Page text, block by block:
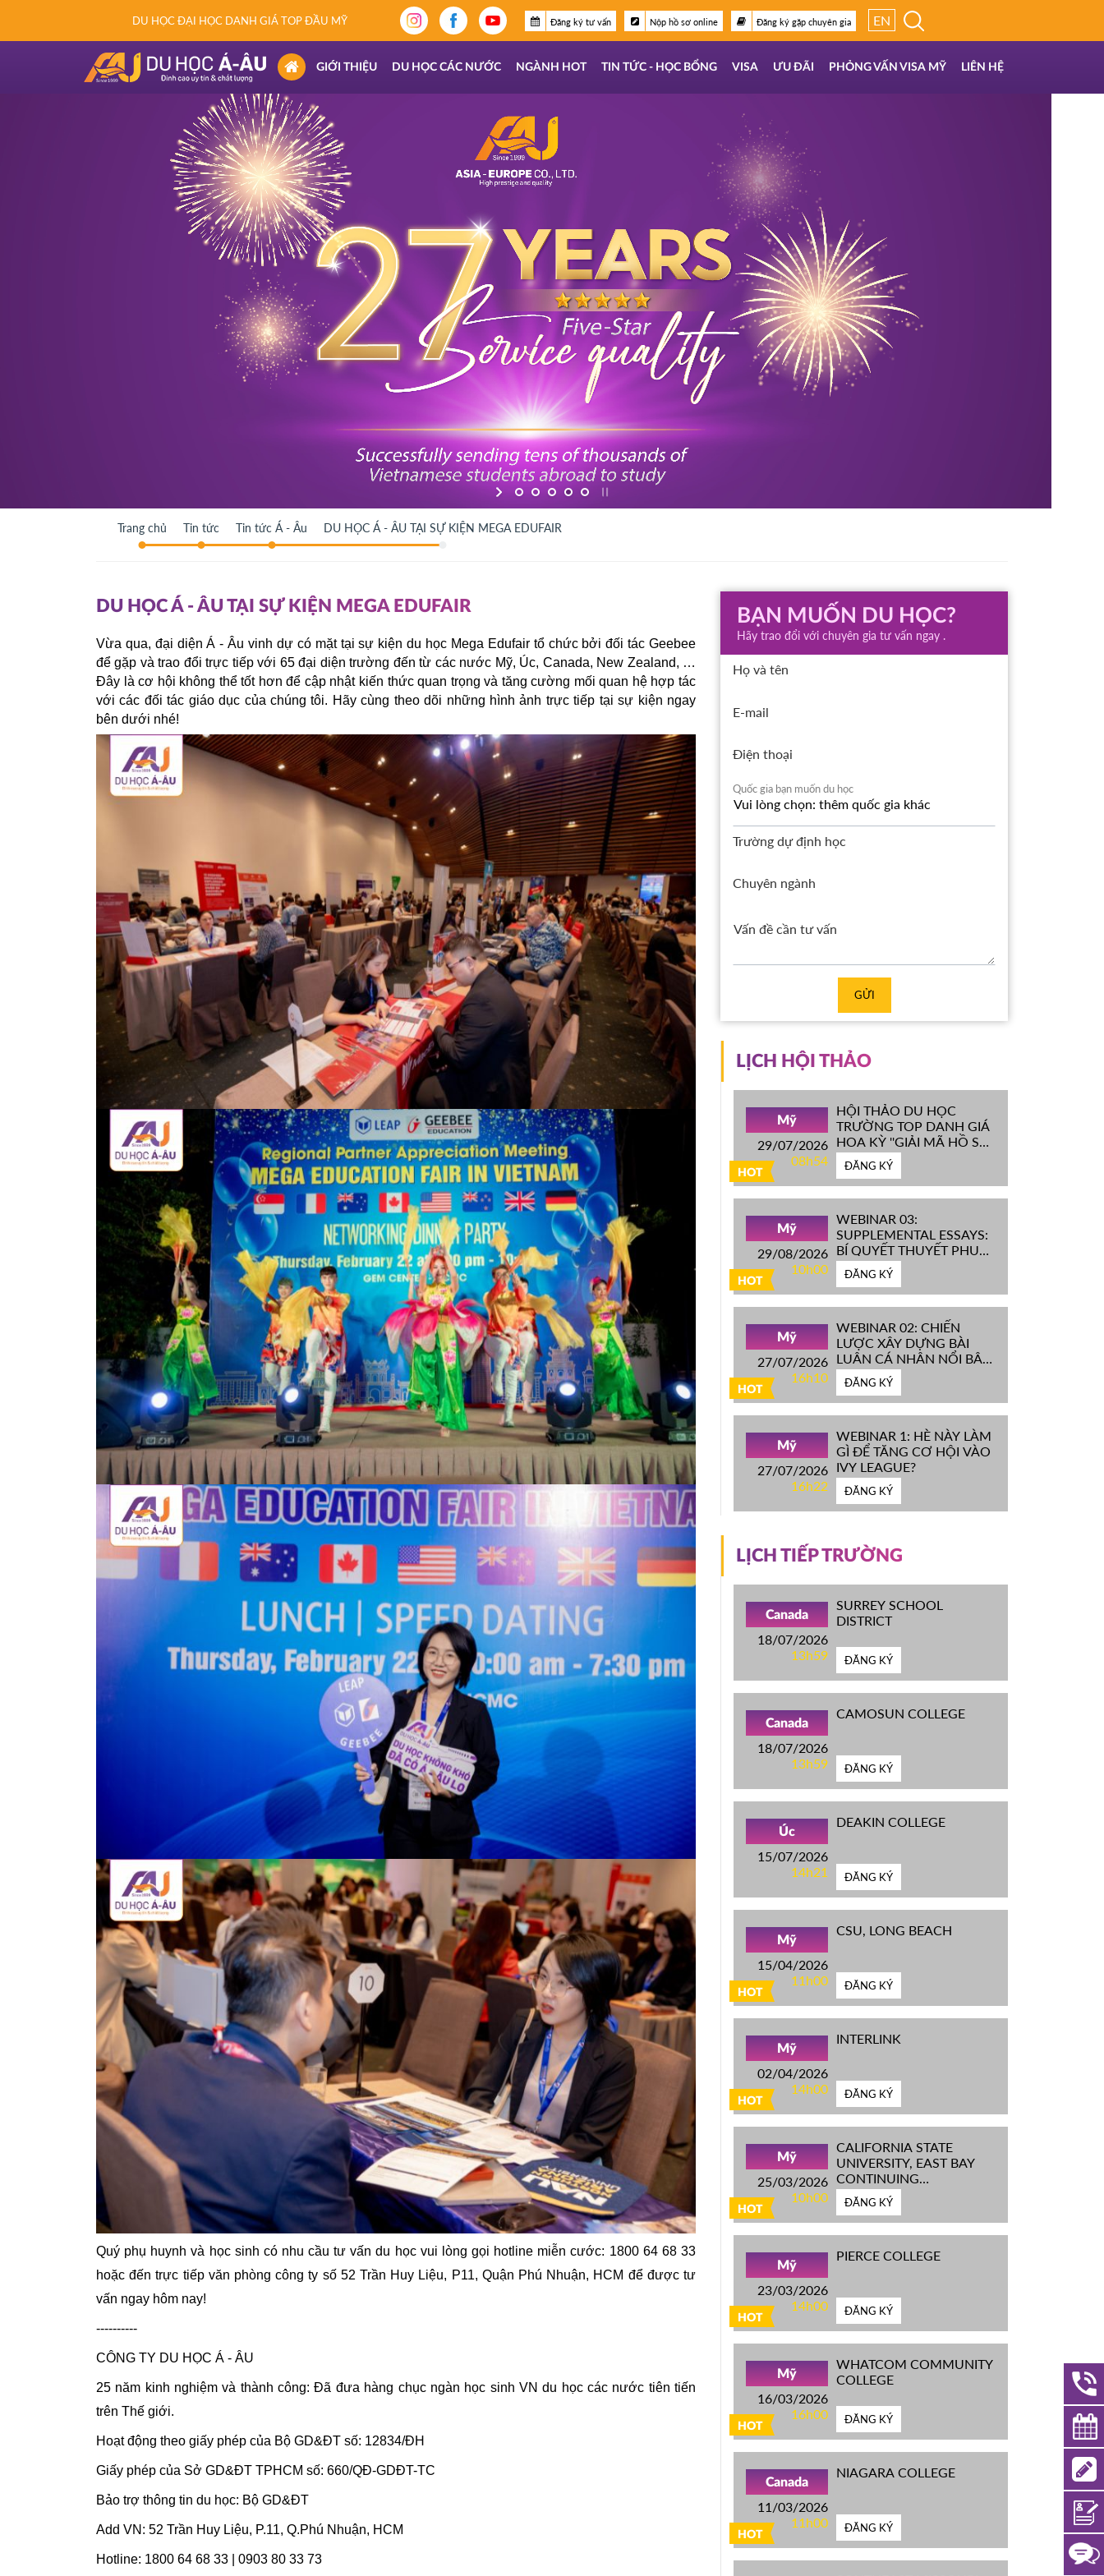
DU HỌC ĐẠI HỌC DANH GIÁ TOP ĐẦU MỸ Đăng ký tư vấn Nộp hồ sơ online Đăng ký gặp chuyên gia EN
(CURRENT)
GIỚI THIỆU DU HỌC CÁC NƯỚC NGÀNH HOT TIN TỨC - HỌC BỔNG VISA ƯU ĐÃI PHỎNG VẤN VISA MỸ LIÊN HỆ
Trang chủ Tin tức Tin tức Á - Âu DU HỌC Á - ÂU TẠI SỰ KIỆN MEGA EDUFAIR
DU HỌC Á - ÂU TẠI SỰ KIỆN MEGA EDUFAIR
Vừa qua, đại diện Á - Âu vinh dự có mặt tại sự kiện du học Mega Edufair tổ chức bởi đối tác Geebee
Đây là cơ hội không thể tốt hơn để cập nhật kiến thức quan trọng và tăng cường mối quan hệ hợp tác
với các đối tác giáo dục của chúng tôi. Hãy cùng theo dõi những hình ảnh trực tiếp tại sự kiện ngay
bên dưới nhé!
Quý phụ huynh và học sinh có nhu cầu tư vấn du học vui lòng gọi hotline miễn cước: 1800 64 68 33
hoặc đến trực tiếp văn phòng công ty số 52 Trần Huy Liệu, P11, Quận Phú Nhuận, HCM để được tư
vấn ngay hôm nay!
----------
CÔNG TY DU HỌC Á - ÂU
25 năm kinh nghiệm và thành công: Đã đưa hàng chục ngàn học sinh VN du học các nước tiên tiến
trên Thế giới.
Hoạt động theo giấy phép của Bộ GD&ĐT số: 12834/ĐH
Giấy phép của Sở GD&ĐT TPHCM số: 660/QĐ-GDĐT-TC
Bảo trợ thông tin du học: Bộ GD&ĐT
Add VN: 52 Trần Huy Liệu, P.11, Q.Phú Nhuận, HCM
Hotline: 1800 64 68 33 | 0903 80 33 73
BẠN MUỐN DU HỌC?
Hãy trao đổi với chuyên gia tư vấn ngay .
Họ và tên
E-mail
Điện thoại
Quốc gia bạn muốn du học
Trường dự định học
Chuyên ngành
GỬI
LỊCH HỘI THẢO
HOT
Mỹ
29/07/2026
08h54
HỘI THẢO DU HỌC
TRƯỜNG TOP DANH GIÁ
HOA KỲ ''GIẢI MÃ HỒ SƠ
IVY LEAGUE''
ĐĂNG KÝ
HOT
Mỹ
29/08/2026
10h00
WEBINAR 03:
SUPPLEMENTAL ESSAYS:
BÍ QUYẾT THUYẾT PHỤC
HỘI ĐỒNG TUYỂN SINH
ĐH TOP ĐẦU MỸ
ĐĂNG KÝ
HOT
Mỹ
27/07/2026
16h10
WEBINAR 02: CHIẾN
LƯỢC XÂY DỰNG BÀI
LUẬN CÁ NHÂN NỔI BẬT
CHINH PHỤC ĐH TOP
ĐẦU MỸ
ĐĂNG KÝ
Mỹ
27/07/2026
16h22
WEBINAR 1: HÈ NÀY LÀM
GÌ ĐỂ TĂNG CƠ HỘI VÀO
IVY LEAGUE?
ĐĂNG KÝ
LỊCH TIẾP TRƯỜNG
Canada
18/07/2026
13h59
SURREY SCHOOL
DISTRICT
ĐĂNG KÝ
Canada
18/07/2026
13h59
CAMOSUN COLLEGE
ĐĂNG KÝ
Úc
15/07/2026
14h21
DEAKIN COLLEGE
ĐĂNG KÝ
HOT
Mỹ
15/04/2026
11h00
CSU, LONG BEACH
ĐĂNG KÝ
HOT
Mỹ
02/04/2026
14h00
INTERLINK
ĐĂNG KÝ
HOT
Mỹ
25/03/2026
10h00
CALIFORNIA STATE
UNIVERSITY, EAST BAY
CONTINUING
EDUCATION
ĐĂNG KÝ
HOT
Mỹ
23/03/2026
14h00
PIERCE COLLEGE
ĐĂNG KÝ
HOT
Mỹ
16/03/2026
16h00
WHATCOM COMMUNITY
COLLEGE
ĐĂNG KÝ
HOT
Canada
11/03/2026
11h00
NIAGARA COLLEGE
ĐĂNG KÝ